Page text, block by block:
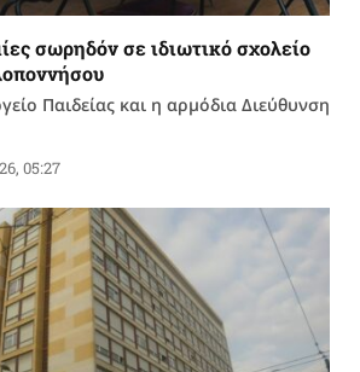
σωρηδόν σε ιδιωτικό σχολείο
Παιδείας και η αρμόδια Διεύθυνση
05:27